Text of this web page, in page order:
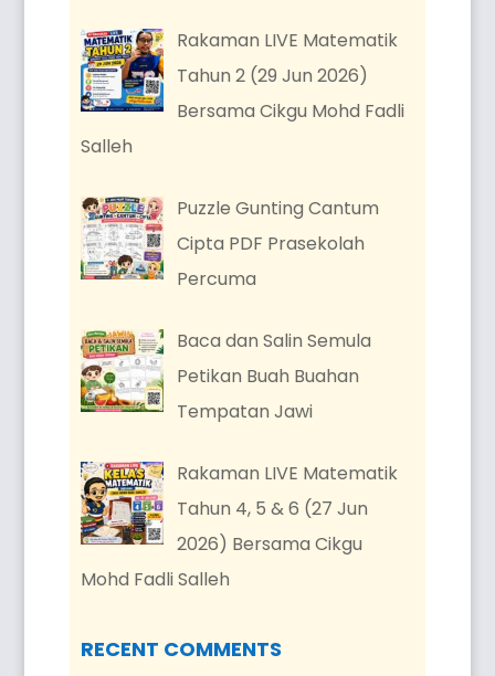
Rakaman LIVE Matematik
Tahun 2 (29 Jun 2026)
Bersama Cikgu Mohd Fadli
Salleh
Puzzle Gunting Cantum
Cipta PDF Prasekolah
Percuma
Baca dan Salin Semula
Petikan Buah Buahan
Tempatan Jawi
Rakaman LIVE Matematik
Tahun 4, 5 & 6 (27 Jun
2026) Bersama Cikgu
Mohd Fadli Salleh
RECENT COMMENTS